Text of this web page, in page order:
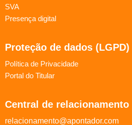
SVA
Presença digital
Proteção de dados (LGPD)
Política de Privacidade
Portal do Titular
Central de relacionamento
relacionamento@apontador.com